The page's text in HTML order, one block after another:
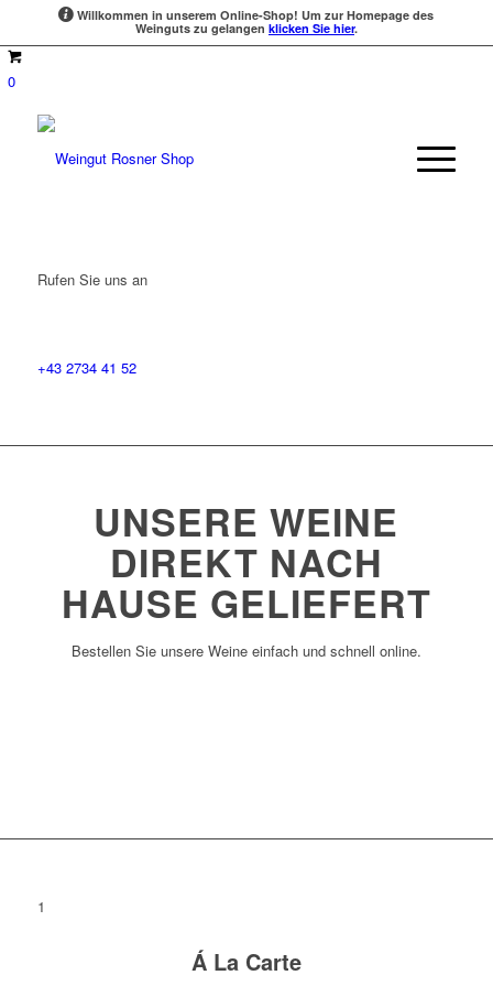
Willkommen in unserem Online-Shop! Um zur Homepage des
Weinguts zu gelangen klicken Sie hier.
0
Rufen Sie uns an
+43 2734 41 52
UNSERE WEINE
DIREKT NACH
HAUSE GELIEFERT
Bestellen Sie unsere Weine einfach und schnell online.
1
Á La Carte